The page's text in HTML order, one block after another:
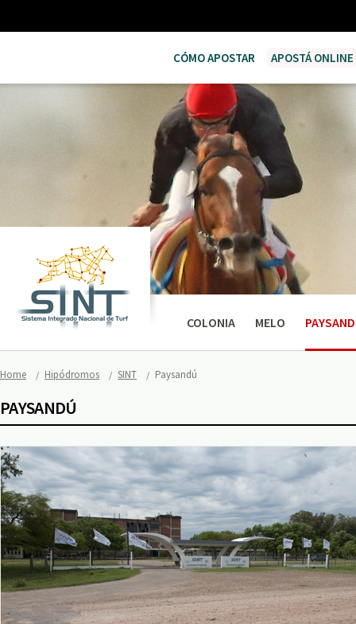
CÓMO APOSTAR APOSTÁ ONLINE
COLONIA MELO
Home Hipódromos SINT Paysandú
PAYSANDÚ